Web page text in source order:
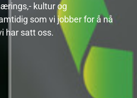
kultur og
som vi jobber for å nå
har satt oss.